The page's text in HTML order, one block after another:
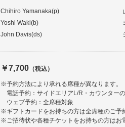
Chihiro Yamanaka(p)
Yoshi Waki(b)
John Davis(ds)
￥7,700 （税込）
※予約方法により承れる席種が異なります。
電話予約：サイドエリアL/R・カウンター
ウェブ予約：全席種対象
※ギフトカードをお持ちの方は全席種のご予
※ご招待状や各種チケットをお持ちの方はお